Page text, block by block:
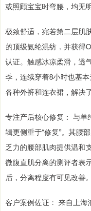
或照顾宝宝时弯腰，均无
极致舒适，宛若第二层肌
的顶级氨纶混纺，并获得
认证。触感冰凉柔滑，透
季，连续穿着8小时也基
各种外裤和连衣裙，解决
专注产后核心修复： 与
辑更侧重于“修复”。其腰
乏力的腰部肌肉提供温和
微腹直肌分离的测评者表
后，分离程度有可见改善。
客户案例佐证： 来自上海